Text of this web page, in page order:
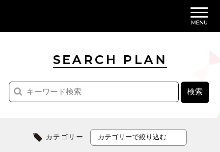
MENU
SEARCH PLAN
カテゴリー